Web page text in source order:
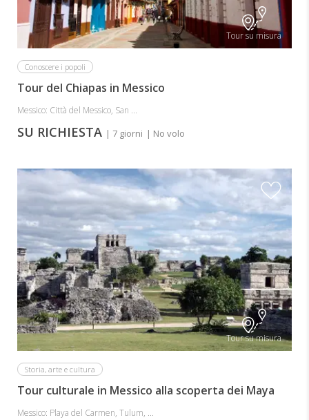
Tour su misura
Conoscere i popoli
Tour del Chiapas in Messico
Messico: Città del Messico, San ...
SU RICHIESTA | 7 giorni | No volo
Tour su misura
Storia, arte e cultura
Tour culturale in Messico alla scoperta dei Maya
Messico: Playa del Carmen, Tulum, ...